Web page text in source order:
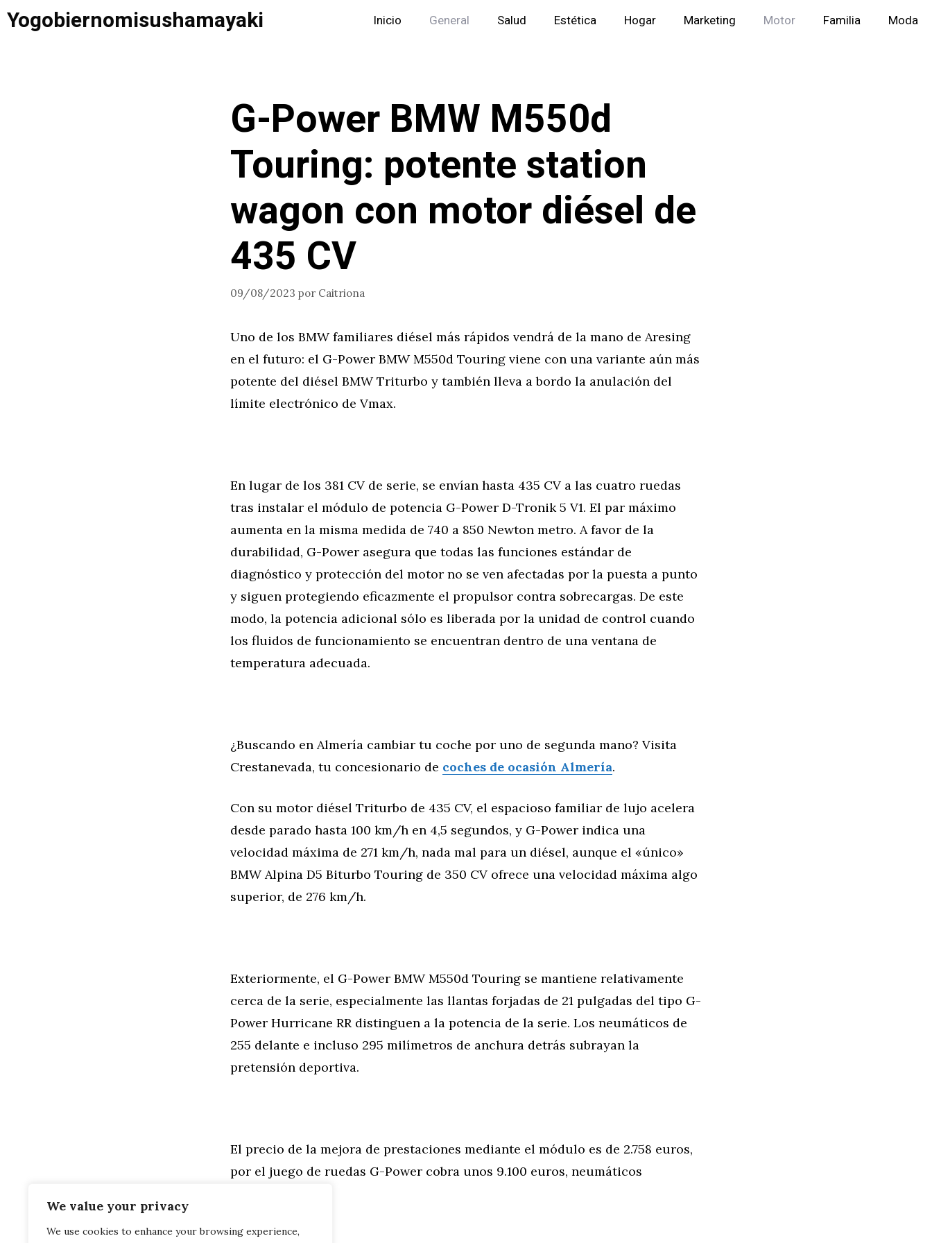
We value your privacy
We use cookies to enhance your browsing experience,
Saltar
Yogobiernomisushamayaki Inicio General Salud Estética Hogar Marketing Motor Familia Moda
G-Power BMW M550d
Touring: potente station
wagon con motor diésel de
435 CV
09/08/2023 por Caitriona
Uno de los BMW familiares diésel más rápidos vendrá de la mano de Aresing
en el futuro: el G-Power BMW M550d Touring viene con una variante aún más
potente del diésel BMW Triturbo y también lleva a bordo la anulación del
límite electrónico de Vmax.
En lugar de los 381 CV de serie, se envían hasta 435 CV a las cuatro ruedas
tras instalar el módulo de potencia G-Power D-Tronik 5 V1. El par máximo
aumenta en la misma medida de 740 a 850 Newton metro. A favor de la
durabilidad, G-Power asegura que todas las funciones estándar de
diagnóstico y protección del motor no se ven afectadas por la puesta a punto
y siguen protegiendo eficazmente el propulsor contra sobrecargas. De este
modo, la potencia adicional sólo es liberada por la unidad de control cuando
los fluidos de funcionamiento se encuentran dentro de una ventana de
temperatura adecuada.
¿Buscando en Almería cambiar tu coche por uno de segunda mano? Visita
Crestanevada, tu concesionario de coches de ocasión Almería.
Con su motor diésel Triturbo de 435 CV, el espacioso familiar de lujo acelera
desde parado hasta 100 km/h en 4,5 segundos, y G-Power indica una
velocidad máxima de 271 km/h, nada mal para un diésel, aunque el «único»
BMW Alpina D5 Biturbo Touring de 350 CV ofrece una velocidad máxima algo
superior, de 276 km/h.
Exteriormente, el G-Power BMW M550d Touring se mantiene relativamente
cerca de la serie, especialmente las llantas forjadas de 21 pulgadas del tipo G-
Power Hurricane RR distinguen a la potencia de la serie. Los neumáticos de
255 delante e incluso 295 milímetros de anchura detrás subrayan la
pretensión deportiva.
El precio de la mejora de prestaciones mediante el módulo es de 2.758 euros,
por el juego de ruedas G-Power cobra unos 9.100 euros, neumáticos
Categorías
General,Motor